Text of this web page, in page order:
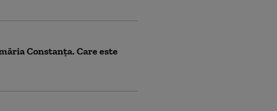
Constanța. Care este